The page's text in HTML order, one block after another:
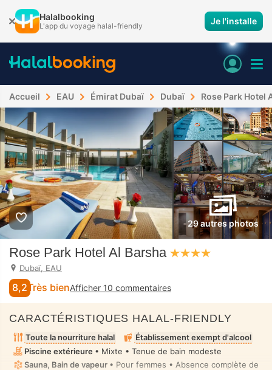
Halalbooking
L'app du voyage halal-friendly Je l'installe
Accueil EAU Émirat Dubaï Dubaï Rose Park Hotel
29 autres photos
Rose Park Hotel Al Barsha
Dubaï, EAU
8,2 Très bienAfficher 10 commentaires
CARACTÉRISTIQUES HALAL-FRIENDLY
Toute la nourriture halal
Établissement exempt d'alcool
Piscine extérieure • Mixte • Tenue de bain modeste
Sauna, Bain de vapeur • Pour femmes • Absence complète de